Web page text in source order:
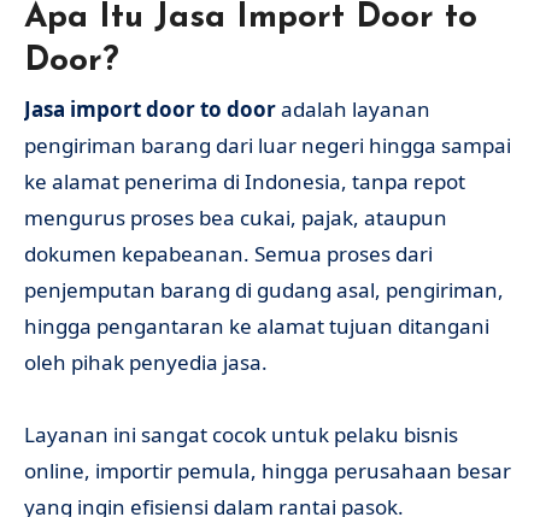
Apa Itu Jasa Import Door to
Door?
Jasa import door to dooradalah layanan
pengiriman barang dari luar negeri hingga sampai
ke alamat penerima di Indonesia, tanpa repot
mengurus proses bea cukai, pajak, ataupun
dokumen kepabeanan. Semua proses dari
penjemputan barang di gudang asal, pengiriman,
hingga pengantaran ke alamat tujuan ditangani
oleh pihak penyedia jasa.
Layanan ini sangat cocok untuk pelaku bisnis
online, importir pemula, hingga perusahaan besar
yang ingin efisiensi dalam rantai pasok.